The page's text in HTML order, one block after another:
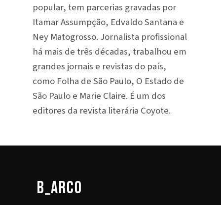
popular, tem parcerias gravadas por
Itamar Assumpção, Edvaldo Santana e
Ney Matogrosso. Jornalista profissional
há mais de três décadas, trabalhou em
grandes jornais e revistas do país,
como Folha de São Paulo, O Estado de
São Paulo e Marie Claire. É um dos
editores da revista literária Coyote.
b_arco